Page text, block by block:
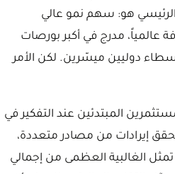
الرئيسي هو: سهم نمو عالي
عالمياً، مدرج في أكبر بورصات
دوليين ميسّرين. لكن الأمر
المبتدئين عند التفكير في
إيرادات من مصادر متعددة،
الغالبية العظمى من إجمالي